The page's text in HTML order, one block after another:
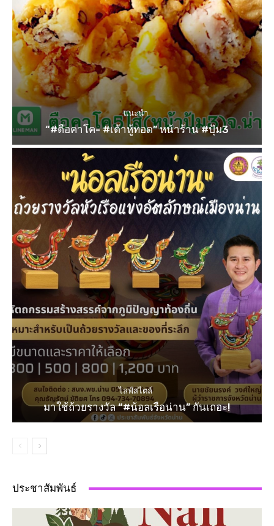
แนะนำ
“#ตือคาโค- #เต้าหู้ทอด” หน้าร้าน #ปุ้ม3
ไลฟ์สไตล์
มาใช้ถ้วยรางวัล “#น้อลเรือน่าน” กันเถอะ!
ประชาสัมพันธ์